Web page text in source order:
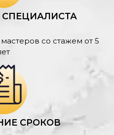
СПЕЦИАЛИСТА
со стажем от 5
СРОКОВ